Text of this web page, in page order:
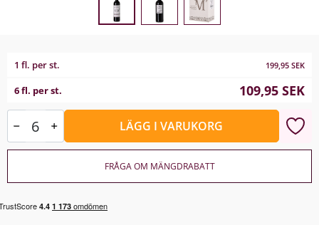
1 fl. per st. 199,95 SEK
6 fl. per st. 109,95 SEK
LÄGG I VARUKORG
FRÅGA OM MÄNGDRABATT